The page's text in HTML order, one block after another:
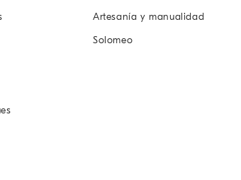
Artesanía y manualidad
Solomeo